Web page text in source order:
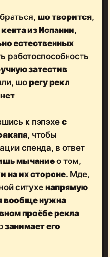
шо творится,
из Испании,
естественных
работоспособность
затестив
шо регу рекл
к пэпэхе с
, чтобы
спенда, в ответ
мычание о том,
на их стороне. Мде,
ситухе напрямую
вообще нужна
проёбе рекла
занимает его